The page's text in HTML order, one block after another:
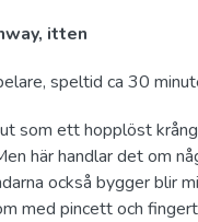
itten
speltid ca 30
som ett hopplöst
här handlar det om
också bygger blir
med pincett och